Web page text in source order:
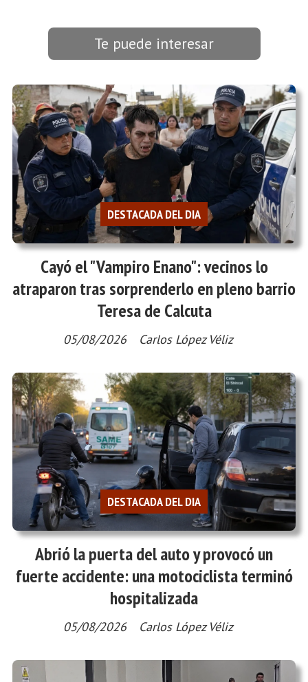
Te puede interesar
Cayó el "Vampiro Enano": vecinos lo
atraparon tras sorprenderlo en pleno barrio
Teresa de Calcuta
Carlos López Véliz
DESTACADA DEL DIA
05/08/2026
Abrió la puerta del auto y provocó un
fuerte accidente: una motociclista terminó
hospitalizada
Carlos López Véliz
DESTACADA DEL DIA
05/08/2026